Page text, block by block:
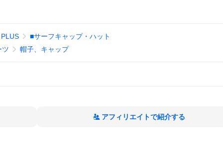
■サーフキャップ・ハット
ツ 帽子、キャップ
アフィリエイトで紹介する